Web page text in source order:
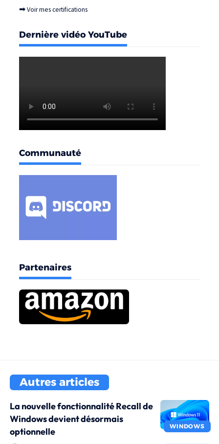
➡Voir mes certifications
Dernière vidéo YouTube
Communauté
Partenaires
Autres articles
WINDOWS
La nouvelle fonctionnalité Recall de
Windows devient désormais
optionnelle